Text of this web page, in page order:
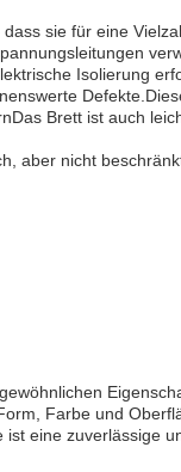
sie für eine
Isolierung
Brett ist auch
aber nicht
Farbe und
eine zuverlässige